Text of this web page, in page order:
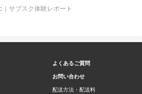
｜サブスク体験レポート
よくあるご質問
お問い合わせ
配送方法・配送料